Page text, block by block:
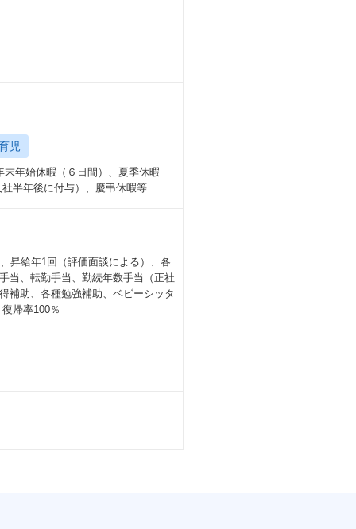
児
年始休暇（６日間）、夏季休暇
半年後に付与）、慶弔休暇等
昇給年1回（評価面談による）、各
当、転勤手当、勤続年数手当（正社
補助、各種勉強補助、ベビーシッタ
帰率100％